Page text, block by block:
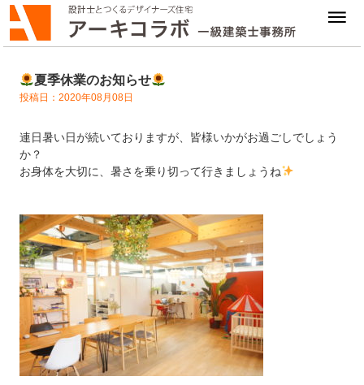
夏季休業のお知らせ
投稿日：2020年08月08日
連日暑い日が続いておりますが、皆様いかがお過ごしでしょう
か？
お身体を大切に、暑さを乗り切って行きましょうね